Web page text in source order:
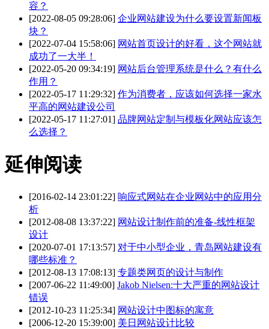
容？
[2022-08-05 09:28:06] 企业网站建设为什么要设置新闻板
块？
[2022-07-04 15:58:06] 网站首页设计的好看，这个网站就
成功了一大半！
[2022-05-20 09:34:19] 网站后台管理系统是什么？有什么
作用？
[2022-05-17 11:29:32] 作为消费者，应该如何选择一家水
平高的网站建设公司
[2022-05-17 11:27:01] 品牌网站定制与模板化网站应该怎
么选择？
延伸阅读
[2016-02-14 23:01:22] 响应式网站在企业网站中的应用分
析
[2012-08-08 13:37:22] 网站设计制作前的准备-线性框架
设计
[2020-07-01 17:13:57] 对于中小型企业，青岛网站建设有
哪些标准？
[2012-08-13 17:08:13] 专题类网页的设计与制作
[2007-06-22 11:49:00] Jakob Nielsen:十大严重的网站设计
错误
[2012-10-23 11:25:34] 网站设计中图标的寓意
[2006-12-20 15:39:00] 美日网站设计比较